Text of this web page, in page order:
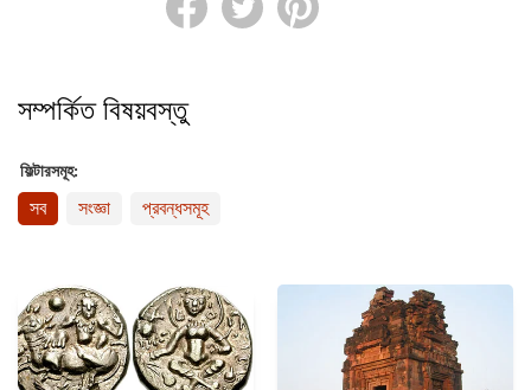
সম্পর্কিত বিষয়বস্তু
ফিল্টারসমূহ:
সব সংজ্ঞা প্রবন্ধসমূহ